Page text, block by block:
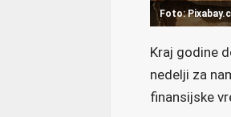
Foto:
Kraj godine
nedelji za
finansijske